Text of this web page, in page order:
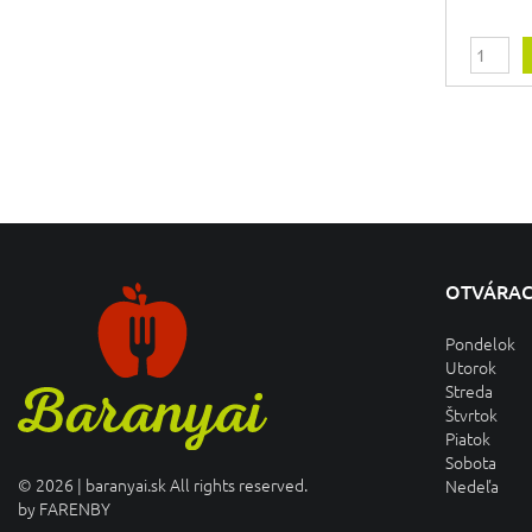
© 2026 | baranyai.sk All rights reserved.
by FARENBY
Pondelok
Utorok
Streda
Štvrtok
Piatok
Sobota
Nedeľa